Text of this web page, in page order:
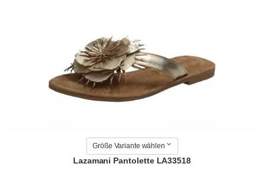
Größe Variante wählen
Lazamani Pantolette LA33518